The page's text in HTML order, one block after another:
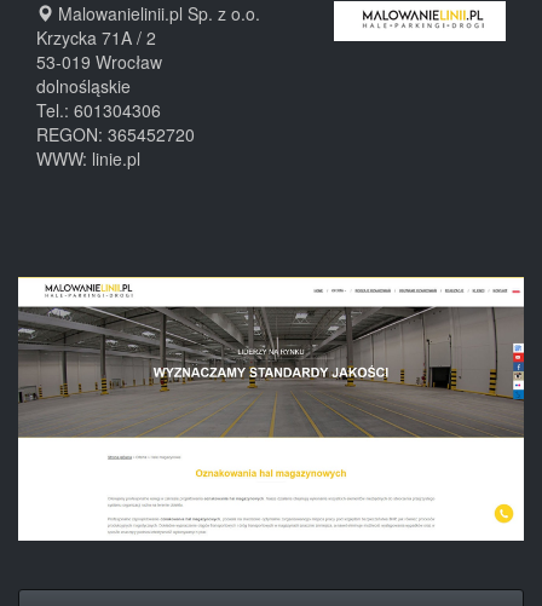
Malowanielinii.pl Sp. z o.o.
Krzycka 71A / 2
53-019 Wrocław
dolnośląskie
Tel.: 601304306
REGON: 365452720
WWW: linie.pl